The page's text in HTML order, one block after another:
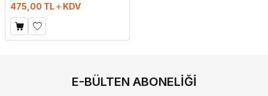
475,00 TL KDV
E-BÜLTEN ABONELIĞI